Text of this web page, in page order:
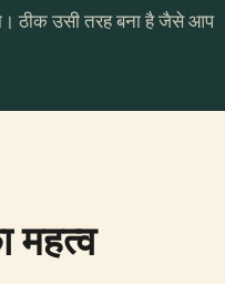
ठीक उसी तरह बना है जैसे आप
महत्व